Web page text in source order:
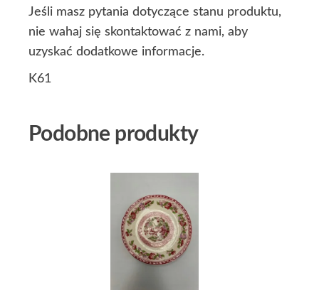
Jeśli masz pytania dotyczące stanu produktu,
nie wahaj się skontaktować z nami, aby
uzyskać dodatkowe informacje.
K61
Podobne produkty